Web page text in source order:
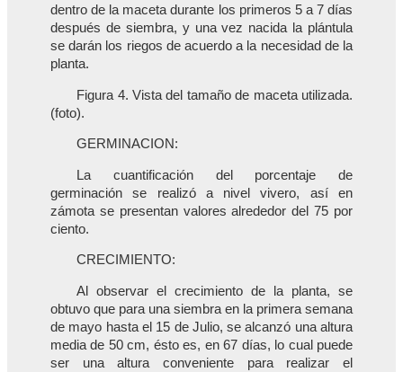
dentro de la maceta durante los primeros 5 a 7 días
después de siembra, y una vez nacida la plántula
se darán los riegos de acuerdo a la necesidad de la
planta.
Figura 4. Vista del tamaño de maceta utilizada.
(foto).
GERMINACION:
La cuantificación del porcentaje de
germinación se realizó a nivel vivero, así en
zámota se presentan valores alrededor del 75 por
ciento.
CRECIMIENTO:
Al observar el crecimiento de la planta, se
obtuvo que para una siembra en la primera semana
de mayo hasta el 15 de Julio, se alcanzó una altura
media de 50 cm, ésto es, en 67 días, lo cual puede
ser una altura conveniente para realizar el